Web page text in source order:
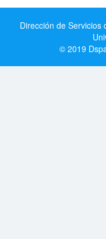
Dirección de Servicios
© 2019